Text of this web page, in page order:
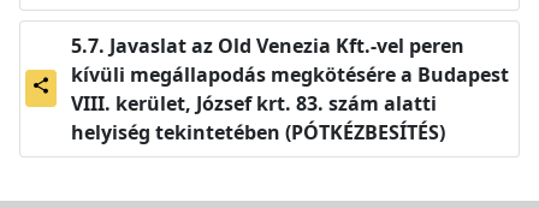
share
Javaslat az Old Venezia Kft.-vel peren
kívüli megállapodás megkötésére a Budapest
VIII. kerület, József krt. 83. szám alatti
helyiség tekintetében (PÓTKÉZBESÍTÉS)